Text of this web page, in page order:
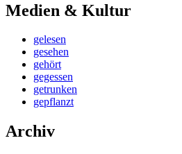
Medien & Kultur
gelesen
gesehen
gehört
gegessen
getrunken
gepflanzt
Archiv